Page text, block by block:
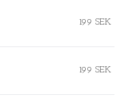
199 SEK
199 SEK